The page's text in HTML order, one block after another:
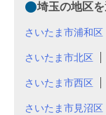
埼玉の地区
さいたま市浦和区
さいたま市北区
さいたま市西区
さいたま市見沼区